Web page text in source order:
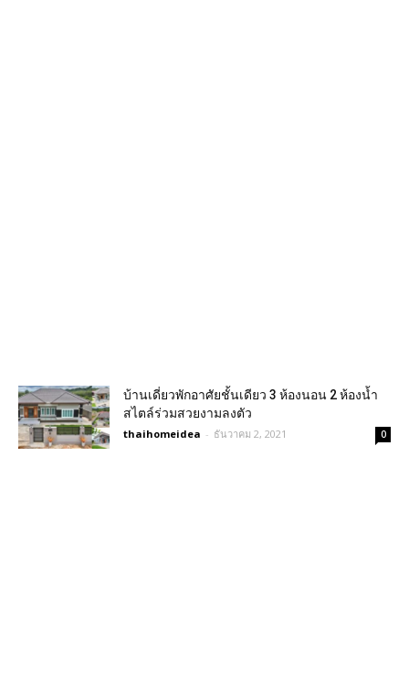
บ้านเดี่ยวพักอาศัยชั้นเดียว 3 ห้องนอน 2 ห้องน้ำ
สไตล์ร่วมสวยงามลงตัว
thaihomeidea - ธันวาคม 2, 2021 0